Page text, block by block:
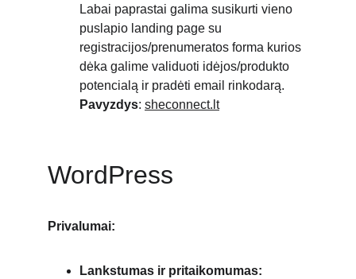
Labai paprastai galima susikurti vieno
puslapio landing page su
registracijos/prenumeratos forma kurios
dėka galime validuoti idėjos/produkto
potencialą ir pradėti email rinkodarą.
Pavyzdys: sheconnect.lt
WordPress
Privalumai:
Lankstumas ir pritaikomumas: